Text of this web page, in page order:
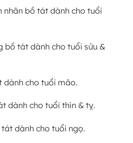
nhãn bồ tát dành cho tuổi
bồ tát dành cho tuổi sửu &
dành cho tuổi mão.
dành cho tuổi thìn & tỵ.
dành cho tuổi ngọ.